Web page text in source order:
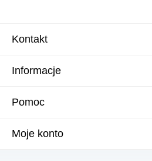
Kontakt
Informacje
Pomoc
Moje konto